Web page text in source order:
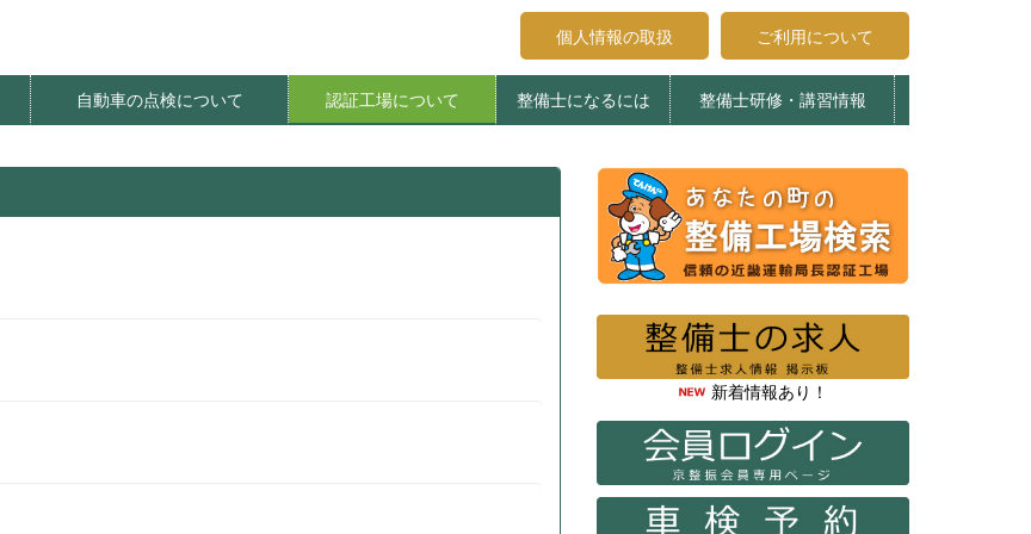
ご利用について
個人情報の取扱
自動車の点検について 認証工場について 整備士になるには 整備士研修・講習情報
新着情報あり！